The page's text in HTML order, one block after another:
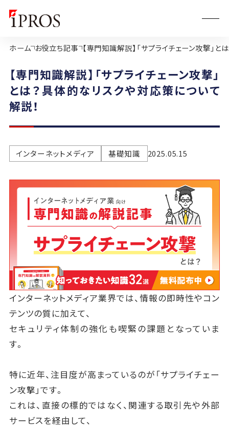
ホーム お役立ち記事 【専門知識解説】「サプライチェーン攻撃」
【専門知識解説】「サプライチェーン攻撃」
とは？具体的なリスクや対応策について
解説！
インターネットメディア 基礎知識 2025.05.15
インターネットメディア業界では、情報の即時性やコン
テンツの質に加えて、
セキュリティ体制の強化も喫緊の課題となっていま
す。
特に近年、注目度が高まっているのが「サプライチェー
ン攻撃」です。
これは、直接の標的ではなく、関連する取引先や外部
サービスを経由して、